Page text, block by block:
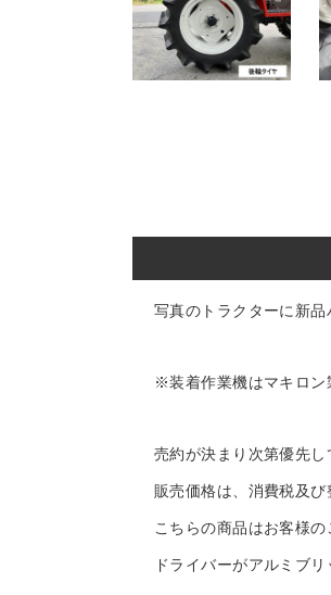
写真のトラクターに新
※装着作業機はマキロ
売約が決まり次第優先し
販売価格は、消費税及び
こちらの商品はお客様
ドライバーがアルミブ